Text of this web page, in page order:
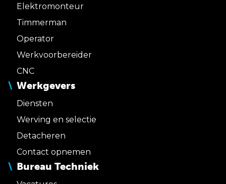
Elektromonteur
Timmerman
Operator
Werkvoorbereider
CNC
Werkgevers
Diensten
Werving en selectie
Detacheren
Contact opnemen
Bureau Techniek